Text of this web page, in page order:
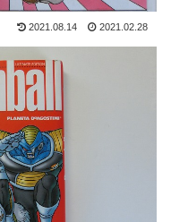
2021.08.14 2021.02.28